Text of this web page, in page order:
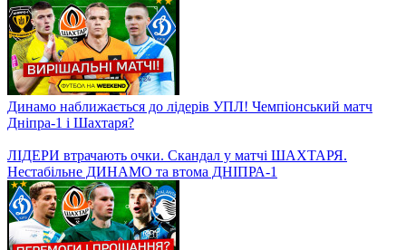
Дебют Малиновського у Марселі, прокляття Зінченка і матч-
життя для Миколенка
Малиновський в Марселі! Як грає команда, хто конкуренти і
чи вдасться стати основним?